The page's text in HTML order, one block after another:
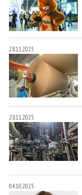
28.11.2025
28.11.2025
04.10.2025